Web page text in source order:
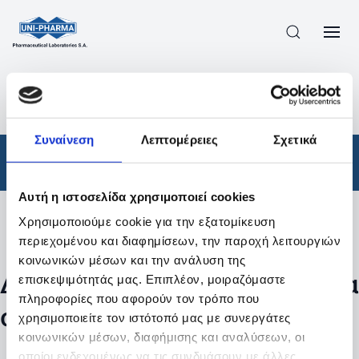
Συναίνεση Λεπτομέρειες Σχετικά
Αυτή η ιστοσελίδα χρησιμοποιεί cookies
Χρησιμοποιούμε cookie για την εξατομίκευση
περιεχομένου και διαφημίσεων, την παροχή λειτουργιών
κοινωνικών μέσων και την ανάλυση της
επισκεψιμότητάς μας. Επιπλέον, μοιραζόμαστε
πληροφορίες που αφορούν τον τρόπο που
χρησιμοποιείτε τον ιστότοπό μας με συνεργάτες
κοινωνικών μέσων, διαφήμισης και αναλύσεων, οι
οποίοι ενδεχομένως να τις συνδυάσουν με άλλες
ΠΡΟΪΟΝΤΑ
ΑΠΟΤΕΛΕΣΜΑΤΑ ΑΝΑΖΗΤΗΣΗΣ
Φάρμακα
Φίλτρα
Δεν βρέθηκαν προϊόντα με τα
συγκεκριμένα φίλτρα